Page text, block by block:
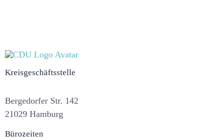
Kreisgeschäftsstelle
Bergedorfer Str. 142
21029 Hamburg
Bürozeiten